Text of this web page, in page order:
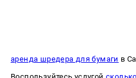
аренда шредера для бумаги в